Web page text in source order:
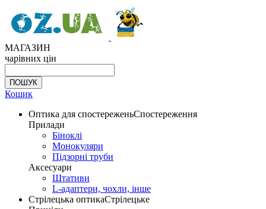
МАГАЗИН
чарівних цін
Кошик
Оптика для спостереженьСпостереження
Прилади
Біноклі
Монокуляри
Підзорні труби
Аксесуари
Штативи
L-адаптери, чохли, інше
Стрілецька оптикаСтрілецьке